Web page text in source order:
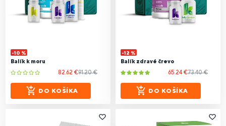
-10 %
Balík k moru
91.20 €
82.62 €
DO KOŠÍKA
-12 %
Balík zdravé črevo
73.40 €
65.24 €
DO KOŠÍKA